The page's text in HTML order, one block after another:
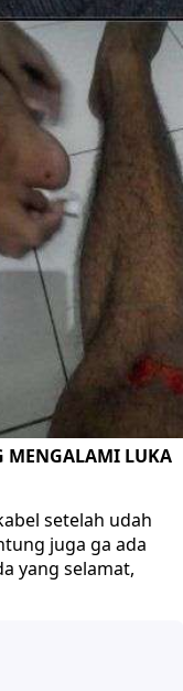
MENGALAMI LUKA
setelah udah
juga ga ada
yang selamat,